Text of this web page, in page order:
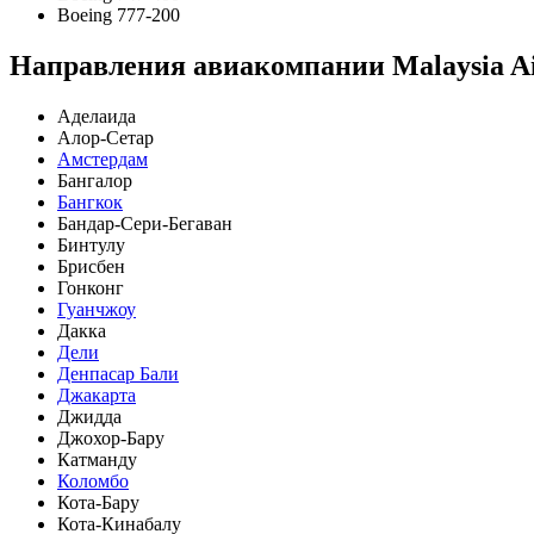
Boeing 777-200
Направления авиакомпании Malaysia
Аделаида
Алор-Сетар
Амстердам
Бангалор
Бангкок
Бандар-Сери-Бегаван
Бинтулу
Брисбен
Гонконг
Гуанчжоу
Дакка
Дели
Денпасар Бали
Джакарта
Джидда
Джохор-Бару
Катманду
Коломбо
Кота-Бару
Кота-Кинабалу